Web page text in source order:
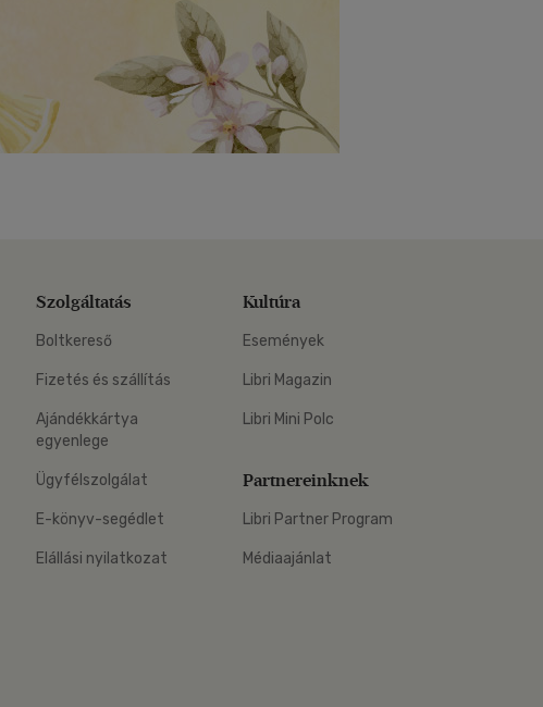
Szolgáltatás
Boltkereső
Fizetés és szállítás
Ajándékkártya
egyenlege
Ügyfélszolgálat
E-könyv-segédlet
Elállási nyilatkozat
Kultúra
Események
Libri Magazin
Libri Mini Polc
Partnereinknek
Libri Partner Program
Médiaajánlat